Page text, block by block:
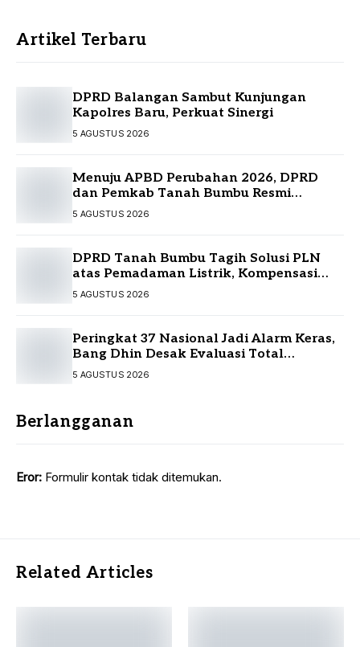
Artikel Terbaru
DPRD Balangan Sambut Kunjungan
Kapolres Baru, Perkuat Sinergi
5 AGUSTUS 2026
Menuju APBD Perubahan 2026, DPRD
dan Pemkab Tanah Bumbu Resmi
Sepakati KUA-PPAS
5 AGUSTUS 2026
DPRD Tanah Bumbu Tagih Solusi PLN
atas Pemadaman Listrik, Kompensasi
Pelanggan Belum Diputuskan
5 AGUSTUS 2026
Peringkat 37 Nasional Jadi Alarm Keras,
Bang Dhin Desak Evaluasi Total
Pelayanan Investasi Kalsel
5 AGUSTUS 2026
Berlangganan
Eror: Formulir kontak tidak ditemukan.
Related Articles